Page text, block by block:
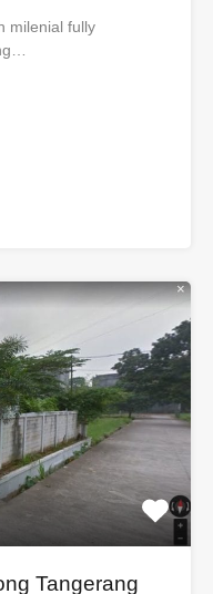
milenial fully
Tangerang